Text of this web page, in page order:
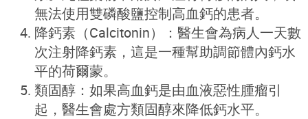
無法使用雙磷酸鹽控制高血鈣的患者。
降鈣素（Calcitonin）：醫生會為病人一天數
次注射降鈣素，這是一種幫助調節體內鈣水
平的荷爾蒙。
類固醇：如果高血鈣是由血液惡性腫瘤引
起，醫生會處方類固醇來降低鈣水平。